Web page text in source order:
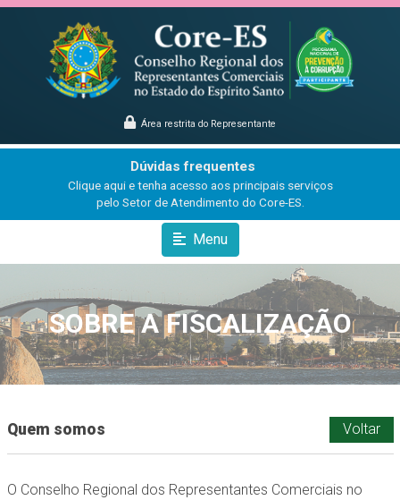
Área restrita do Representante
Dúvidas frequentes
Clique aqui e tenha acesso aos principais serviços
pelo Setor de Atendimento do Core-ES.
Menu
SOBRE A FISCALIZAÇÃO
Quem somos Voltar
O Conselho Regional dos Representantes Comerciais no